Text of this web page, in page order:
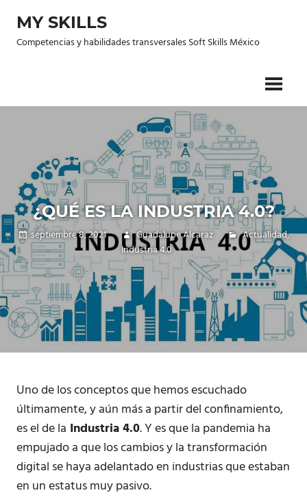
contenido
MY SKILLS
Competencias y habilidades transversales Soft Skills México
¿QUÉ ES LA INDUSTRIA 4.0?
septiembre 8, 2021 Guadalupe Alcaraz Actualidad,
Industria 4.0
Uno de los conceptos que hemos escuchado
últimamente, y aún más a partir del confinamiento,
es el de la Industria 4.0. Y es que la pandemia ha
empujado a que los cambios y la transformación
digital se haya adelantado en industrias que estaban
en un estatus muy pasivo.